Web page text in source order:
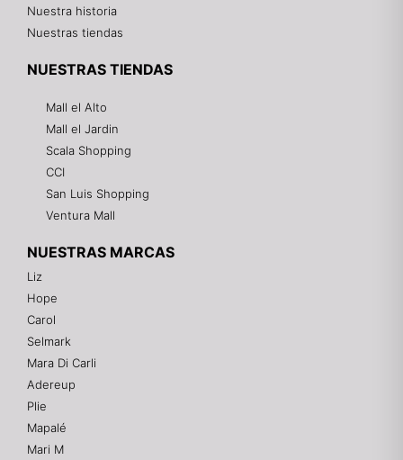
Nuestra historia
Nuestras tiendas
NUESTRAS TIENDAS
Mall el Alto
Mall el Jardin
Scala Shopping
CCI
San Luis Shopping
Ventura Mall
NUESTRAS MARCAS
Liz
Hope
Carol
Selmark
Mara Di Carli
Adereup
Plie
Mapalé
Mari M
¡Hola! 👋
Gracias por visitarnos. Te asesoramos
personalmente con tu compra: tallas, envíos y
pagos.